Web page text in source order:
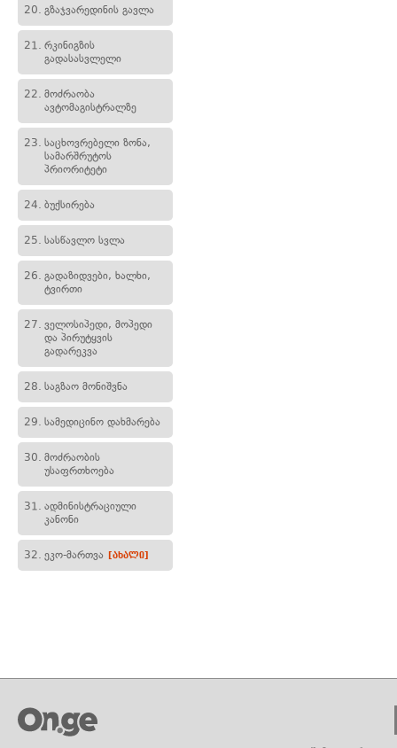
20. გზაჯვარედინის გავლა
21. რკინიგზის
გადასასვლელი
22. მოძრაობა
ავტომაგისტრალზე
23. საცხოვრებელი ზონა,
სამარშრუტოს
პრიორიტეტი
24. ბუქსირება
25. სასწავლო სვლა
26. გადაზიდვები, ხალხი,
ტვირთი
27. ველოსიპედი, მოპედი
და პირუტყვის
გადარეკვა
28. საგზაო მონიშვნა
29. სამედიცინო დახმარება
30. მოძრაობის
უსაფრთხოება
31. ადმინისტრაციული
კანონი
32. ეკო-მართვა [ახალი]